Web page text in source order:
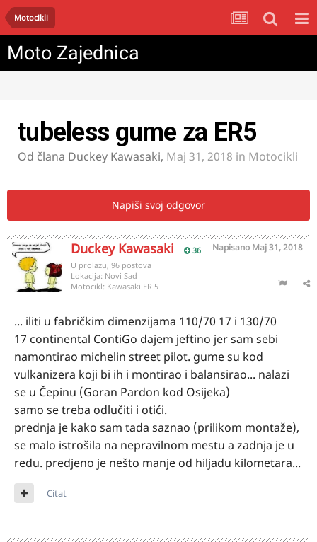
Motocikli
Moto Zajednica
tubeless gume za ER5
Od člana Duckey Kawasaki, Maj 31, 2018 in Motocikli
Napiši svoj odgovor
Duckey Kawasaki 36 Napisano Maj 31, 2018
U prolazu, 96 postova
Lokacija: Novi Sad
Motocikl: Kawasaki ER 5
... iliti u fabričkim dimenzijama 110/70 17 i 130/70
17 continental ContiGo dajem jeftino jer sam sebi
namontirao michelin street pilot. gume su kod
vulkanizera koji bi ih i montirao i balansirao... nalazi
se u Čepinu (Goran Pardon kod Osijeka)
samo se treba odlučiti i otići.
prednja je kako sam tada saznao (prilikom montaže),
se malo istrošila na nepravilnom mestu a zadnja je u
redu. predjeno je nešto manje od hiljadu kilometara...
Citat